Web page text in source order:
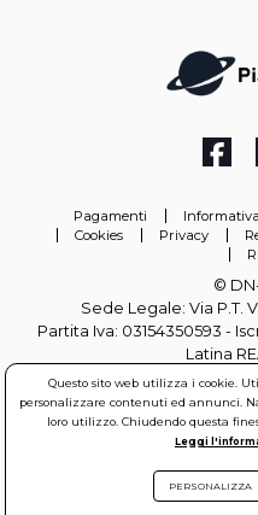
Pagamenti
Cookies
Privacy
©
Sede Legale: Via P.T.
Partita Iva: 03154350593 -
Latina
Questo sito web utilizza i cookie.
personalizzare contenuti ed annunci.
loro utilizzo. Chiudendo questa
Leggi
PERSONALIZZA